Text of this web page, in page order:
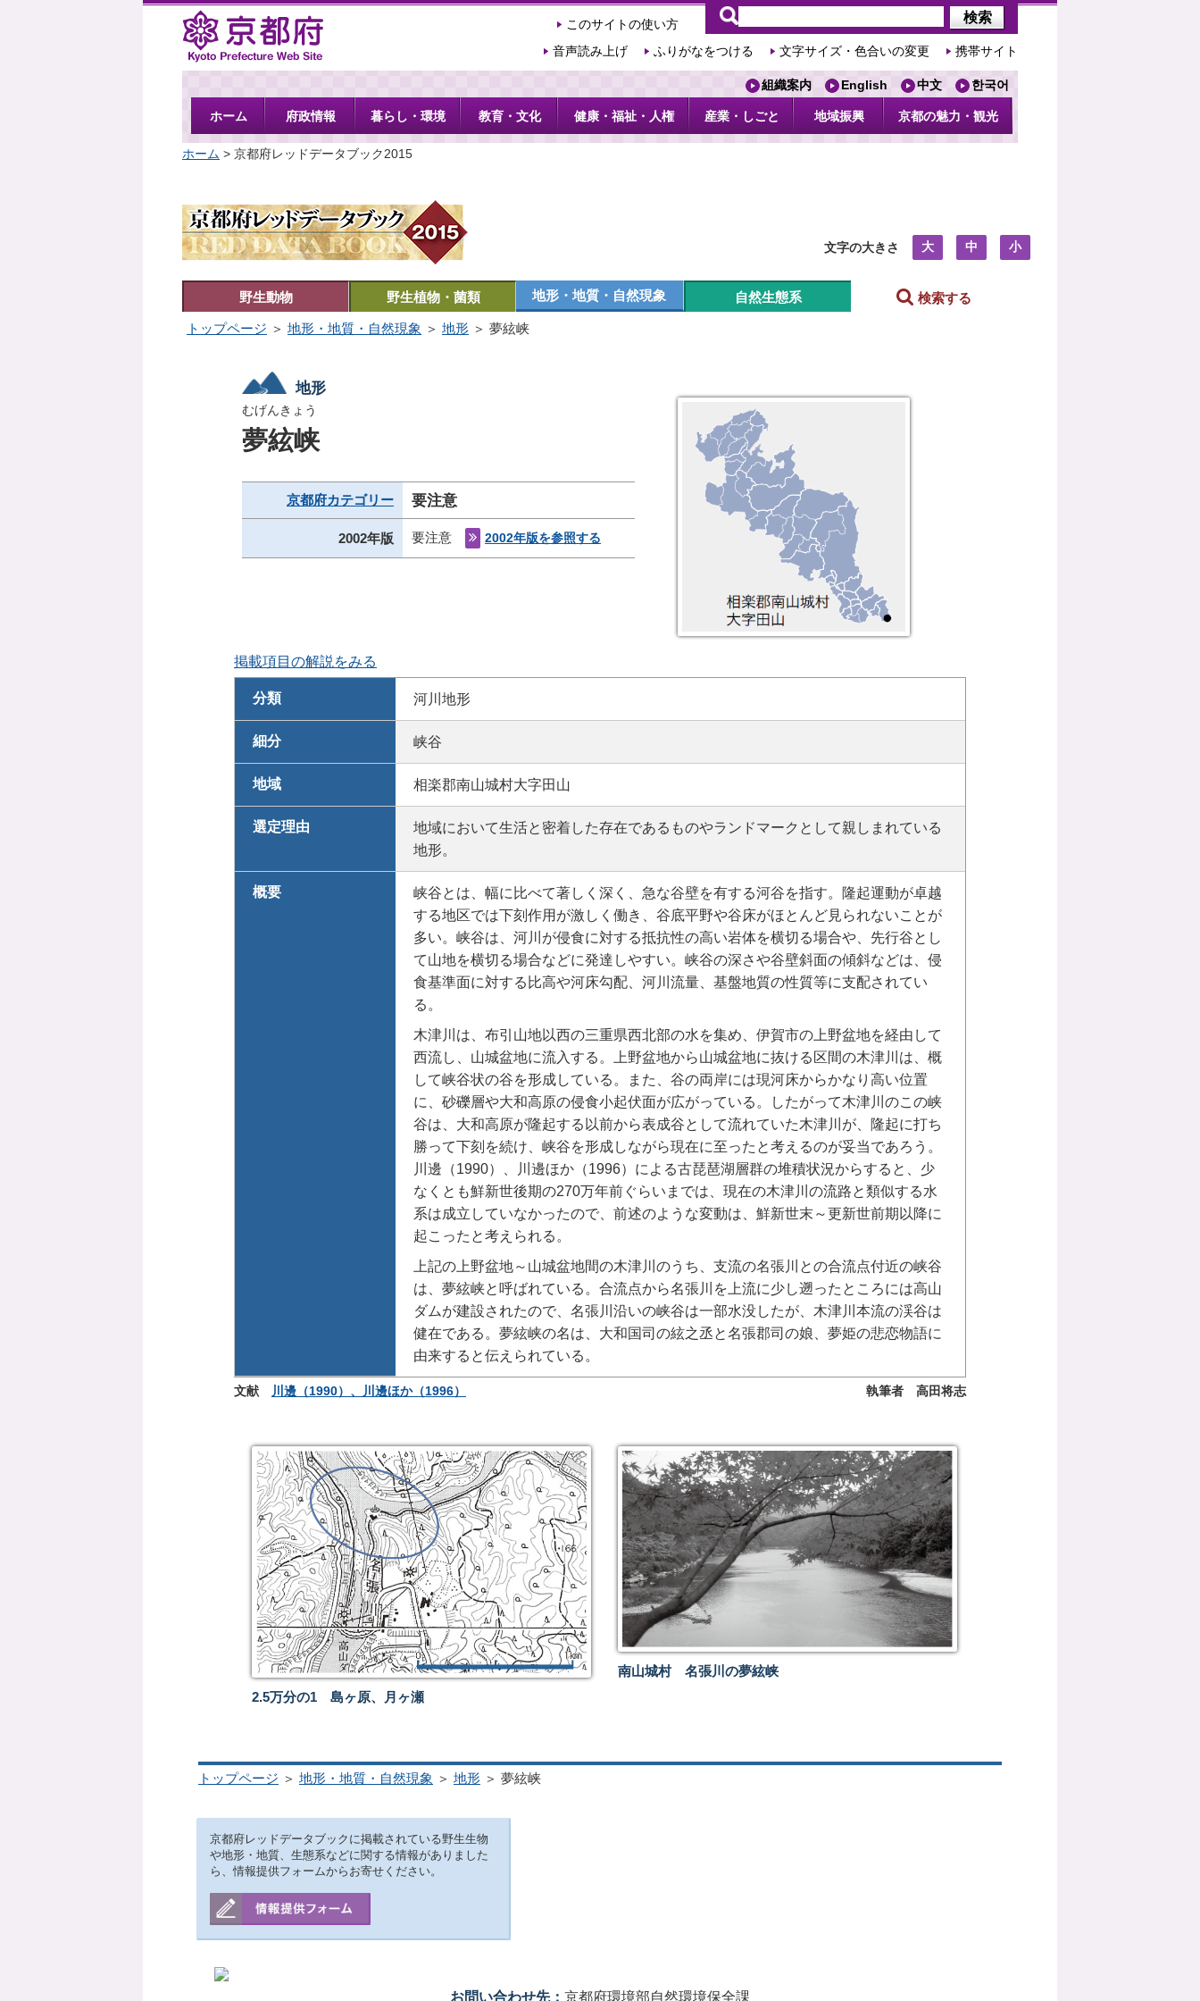
京都府
このサイトの使い方
音声読み上げ
ふりがなをつける 文字サイズ・色合いの変更 携帯サイト
組織案内 English 中文 한국어
ホーム 府政情報 暮らし・環境 教育・文化 健康・福祉・人権 産業・しごと 地域振興 京都の魅力・観光
ホーム > 京都府レッドデータブック2015
文字の大きさ 大 中 小
野生動物 野生植物・菌類 地形・地質・自然現象 自然生態系
検索する
トップページ ＞ 地形・地質・自然現象 ＞ 地形 ＞ 夢絃峡
地形
むげんきょう
夢絃峡
京都府カテゴリー 要注意
2002年版 要注意 2002年版を参照する
掲載項目の解説をみる
分類 河川地形
細分 峡谷
地域 相楽郡南山城村大字田山
選定理由
地域において生活と密着した存在であるものやランドマークとして親しまれている
地形。
概要
峡谷とは、幅に比べて著しく深く、急な谷壁を有する河谷を指す。隆起運動が卓越
する地区では下刻作用が激しく働き、谷底平野や谷床がほとんど見られないことが
多い。峡谷は、河川が侵食に対する抵抗性の高い岩体を横切る場合や、先行谷とし
て山地を横切る場合などに発達しやすい。峡谷の深さや谷壁斜面の傾斜などは、侵
食基準面に対する比高や河床勾配、河川流量、基盤地質の性質等に支配されてい
る。
木津川は、布引山地以西の三重県西北部の水を集め、伊賀市の上野盆地を経由して
西流し、山城盆地に流入する。上野盆地から山城盆地に抜ける区間の木津川は、概
して峡谷状の谷を形成している。また、谷の両岸には現河床からかなり高い位置
に、砂礫層や大和高原の侵食小起伏面が広がっている。したがって木津川のこの峡
谷は、大和高原が隆起する以前から表成谷として流れていた木津川が、隆起に打ち
勝って下刻を続け、峡谷を形成しながら現在に至ったと考えるのが妥当であろう。
川邊（1990）、川邊ほか（1996）による古琵琶湖層群の堆積状況からすると、少
なくとも鮮新世後期の270万年前ぐらいまでは、現在の木津川の流路と類似する水
系は成立していなかったので、前述のような変動は、鮮新世末～更新世前期以降に
起こったと考えられる。
上記の上野盆地～山城盆地間の木津川のうち、支流の名張川との合流点付近の峡谷
は、夢絃峡と呼ばれている。合流点から名張川を上流に少し遡ったところには高山
ダムが建設されたので、名張川沿いの峡谷は一部水没したが、木津川本流の渓谷は
健在である。夢絃峡の名は、大和国司の絃之丞と名張郡司の娘、夢姫の悲恋物語に
由来すると伝えられている。
文献 川邊（1990）、川邊ほか（1996） 執筆者 高田将志
2.5万分の1 島ヶ原、月ヶ瀬
南山城村 名張川の夢絃峡
トップページ ＞ 地形・地質・自然現象 ＞ 地形 ＞ 夢絃峡
京都府レッドデータブックに掲載されている野生生物
や地形・地質、生態系などに関する情報がありました
ら、情報提供フォームからお寄せください。
お問い合わせ先： 京都府環境部自然環境保全課